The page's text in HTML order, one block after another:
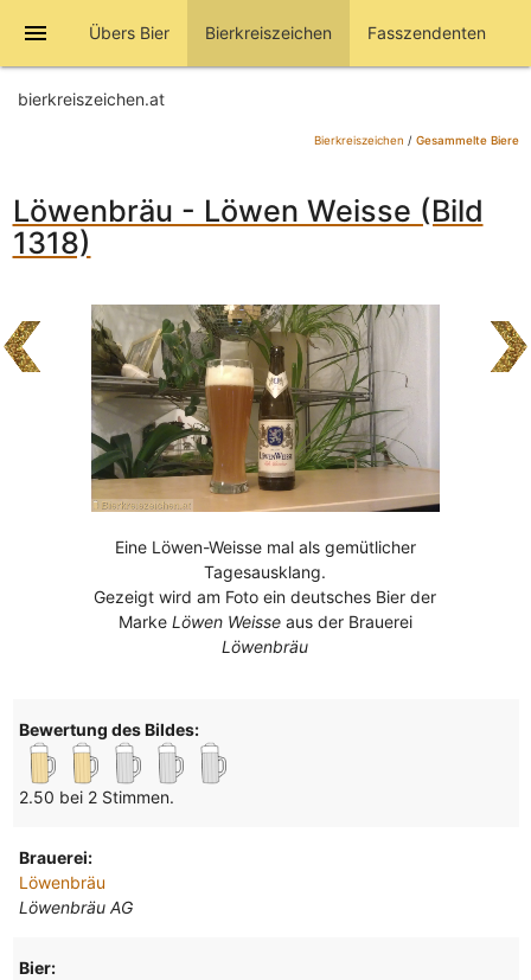
menu Übers Bier Bierkreiszeichen Fasszendenten
bierkreiszeichen.at
Bierkreiszeichen / Gesammelte Biere
Löwenbräu - Löwen Weisse (Bild
1318)
Eine Löwen-Weisse mal als gemütlicher
Tagesausklang.
Gezeigt wird am Foto ein deutsches Bier der
Marke Löwen Weisseaus der Brauerei
Löwenbräu
Bewertung des Bildes:
2.50 bei 2 Stimmen.
Brauerei:
Löwenbräu
Löwenbräu AG
Bier: